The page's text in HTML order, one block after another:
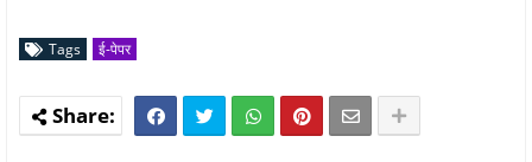
Tags ई-पेपर